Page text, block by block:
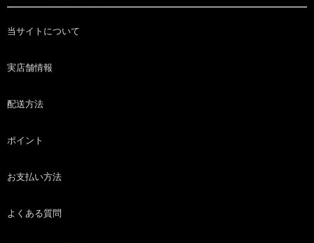
当サイトについて
実店舗情報
配送方法
ポイント
お支払い方法
よくある質問